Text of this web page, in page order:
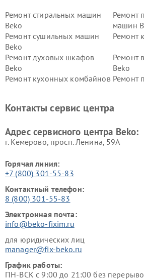
Ремонт стиральных машин
Beko
Ремонт
машин
Ремонт сушильных машин
Beko
Ремонт
Ремонт духовых шкафов
Beko
Ремонт
Beko
Ремонт кухонных комбайнов Ремонт
Ремонт холодильников Beko Ремонт
Контакты сервис центра
Адрес сервисного центра Beko:
г. Кемерово, просп. Ленина, 59А
Горячая линия:
+7 (800) 301-55-83
Контактный телефон:
8 (800) 301-55-83
Электронная почта:
info@beko-fixim.ru
для юридических лиц
manager@fix-beko.ru
График работы:
ПН-ВСК с 9:00 до 21:00 без